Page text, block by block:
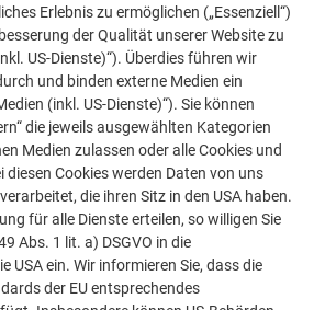
UND FEINGEFÜHL
Erlebnis zu ermöglichen („Essenziell“)
der Qualität unserer Website zu
US-Dienste)“). Überdies führen wir
und binden externe Medien ein
(inkl. US-Dienste)“). Sie können
die jeweils ausgewählten Kategorien
Medien zulassen oder alle Cookies und
diesen Cookies werden Daten von uns
die ihren Sitz in den USA haben.
für alle Dienste erteilen, so willigen Sie
Abs. 1 lit. a) DSGVO in die
USA ein. Wir informieren Sie, dass die
der EU entsprechendes